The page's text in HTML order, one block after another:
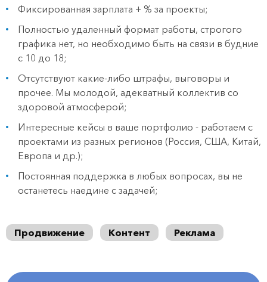
Фиксированная зарплата + % за проекты;
Полностью удаленный формат работы, строгого
графика нет, но необходимо быть на связи в будние
с 10 до 18;
Отсутствуют какие-либо штрафы, выговоры и
прочее. Мы молодой, адекватный коллектив со
здоровой атмосферой;
Интересные кейсы в ваше портфолио - работаем с
проектами из разных регионов (Россия, США, Китай,
Европа и др.);
Постоянная поддержка в любых вопросах, вы не
останетесь наедине с задачей;
Продвижение Контент Реклама